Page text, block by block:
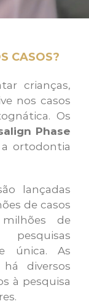
CASOS?
crianças,
nos casos
Os
Phase
ortodontia
lançadas
de casos
de
pesquisas
única. As
diversos
à pesquisa